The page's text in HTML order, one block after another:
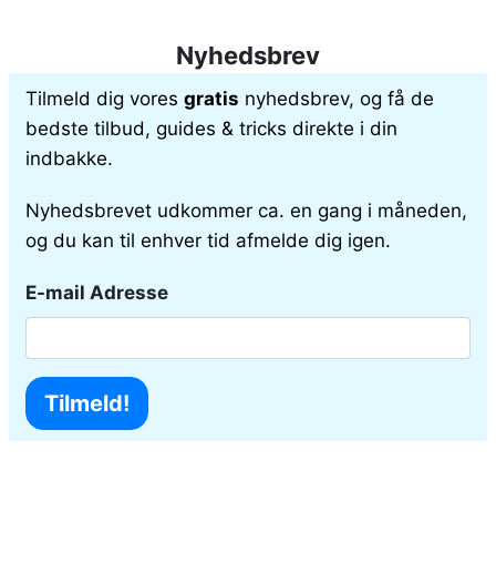
Nyhedsbrev
Tilmeld dig vores gratis nyhedsbrev, og få de
bedste tilbud, guides & tricks direkte i din
indbakke.
Nyhedsbrevet udkommer ca. en gang i måneden,
og du kan til enhver tid afmelde dig igen.
E-mail Adresse